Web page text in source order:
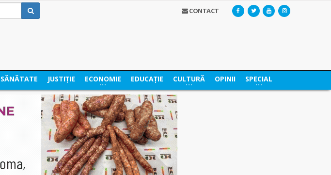
CONTACT
SĂNĂTATE JUSTIȚIE ECONOMIE EDUCAȚIE CULTURĂ OPINII SPECIAL